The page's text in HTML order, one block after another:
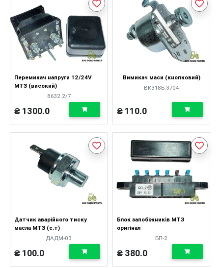
Перемикач напруги 12/24V
МТЗ (високий)
8632.2/7
₴ 1300.0
Вимикач маси (кнопковий)
ВК318Б.3704
₴ 110.0
Датчик аварійного тиску
масла МТЗ (с.т)
ДАДМ-03
₴ 100.0
Блок запобіжників МТЗ
оригінал
БП-2
₴ 380.0